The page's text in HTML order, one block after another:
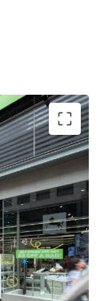
centre
the capital
competitive
second city
Cities).
tourist